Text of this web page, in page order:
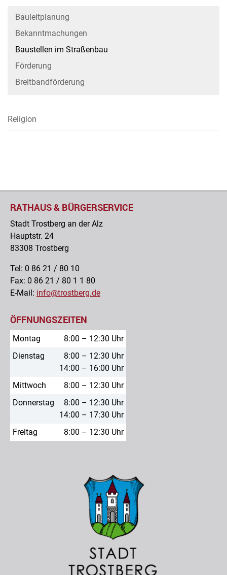
Bauleitplanung
Bekanntmachungen
Baustellen im Straßenbau
Förderung
Breitbandförderung
Religion
RATHAUS & BÜRGERSERVICE
Stadt Trostberg an der Alz
Hauptstr. 24
83308 Trostberg
Tel: 0 86 21 / 80 10
Fax: 0 86 21 / 80 1 1 80
E-Mail: info@trostberg.de
ÖFFNUNGSZEITEN
Montag
8:00 – 12:30 Uhr
Dienstag
8:00 – 12:30 Uhr
14:00 – 16:00 Uhr
Mittwoch
8:00 – 12:30 Uhr
Donnerstag
8:00 – 12:30 Uhr
14:00 – 17:30 Uhr
Freitag
8:00 – 12:30 Uhr